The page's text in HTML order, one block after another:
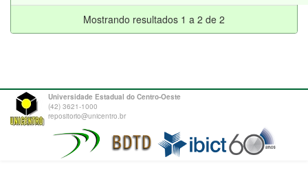
Mostrando resultados 1 a 2 de 2
Universidade Estadual do Centro-Oeste
(42) 3621-1000
repositorio@unicentro.br